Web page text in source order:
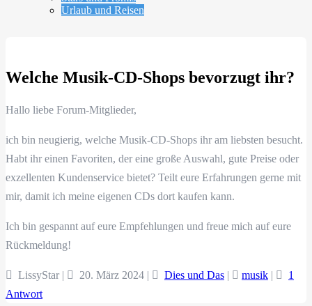
Urlaub und Reisen
Welche Musik-CD-Shops bevorzugt ihr?
Hallo liebe Forum-Mitglieder,
ich bin neugierig, welche Musik-CD-Shops ihr am liebsten besucht.
Habt ihr einen Favoriten, der eine große Auswahl, gute Preise oder
exzellenten Kundenservice bietet? Teilt eure Erfahrungen gerne mit
mir, damit ich meine eigenen CDs dort kaufen kann.
Ich bin gespannt auf eure Empfehlungen und freue mich auf eure
Rückmeldung!
LissyStar | 20. März 2024 | Dies und Das | musik |
1
Antwort